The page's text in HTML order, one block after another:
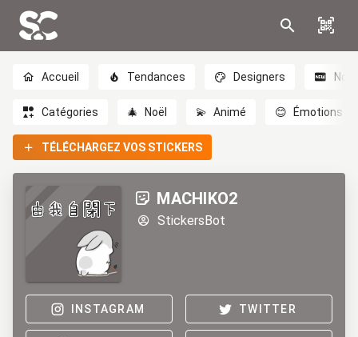
Accueil Tendances Designers
Catégories 🎄 Noël 💫 Animé 😊 Émotions
TÉLÉCHARGEZ VOS STICKERS
MACHIKO2
StickersBot
INSTAGRAM TWITTER